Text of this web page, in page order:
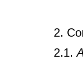
2.
2.1.